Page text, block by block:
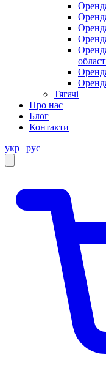
Тягачі
Про нас
Блог
Контакти
укр | рус